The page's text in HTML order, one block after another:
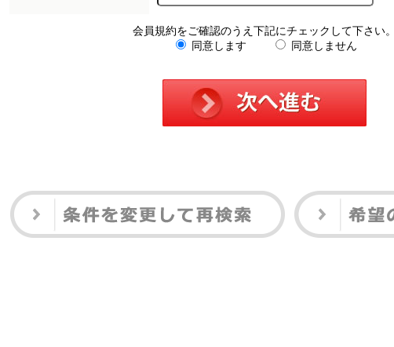
会員規約をご確認のうえ下記にチェックして下さい。
同意します
同意しません